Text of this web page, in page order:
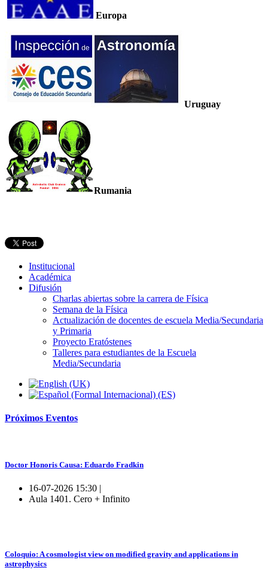
Europa
Uruguay
Rumania
Institucional
Académica
Difusión
Charlas abiertas sobre la carrera de Física
Semana de la Física
Actualización de docentes de escuela Media/Secundaria
y Primaria
Proyecto Eratóstenes
Talleres para estudiantes de la Escuela
Media/Secundaria
Próximos Eventos
Doctor Honoris Causa: Eduardo Fradkin
16-07-2026 15:30 |
Aula 1401. Cero + Infinito
Coloquio: A cosmologist view on modified gravity and applications in
astrophysics